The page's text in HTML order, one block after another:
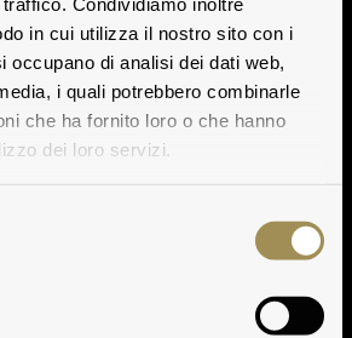
in cui utilizza il nostro sito con i
occupano di analisi dei dati web,
i quali potrebbero combinarle
che ha fornito loro o che hanno
dei loro servizi.